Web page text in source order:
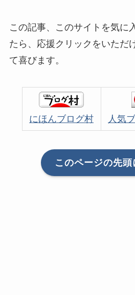
この記事、このサイトを気に
たら、応援クリックをいただ
て喜びます。
にほんブログ村 人気
このページの先